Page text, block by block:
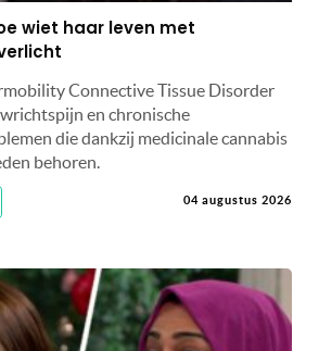
wiet haar leven met
Connective Tissue Disorder
en chronische
die dankzij medicinale cannabis
behoren.
04 augustus 2026